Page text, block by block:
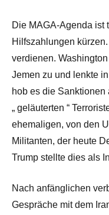
Die MAGA-Agenda ist
Hilfszahlungen
verdienen.
Jemen zu und lenkte
hob es die Sanktionen
„ geläuterten “
ehemaligen, von den
Militanten, der heute
Trump stellte dies als
Nach anfänglichen
Gespräche mit dem